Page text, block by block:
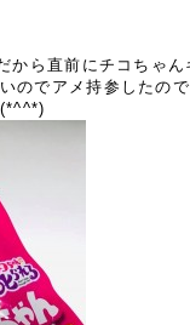
から直前にチコちゃ
のでアメ持参したの